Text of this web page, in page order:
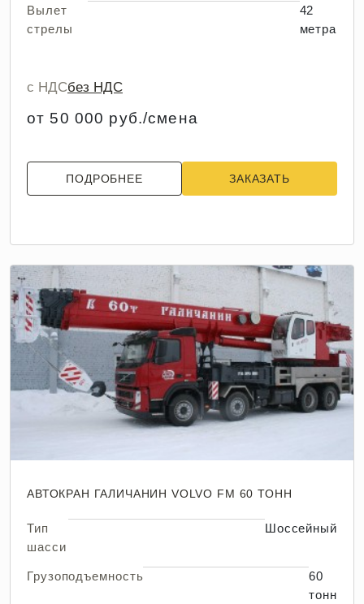
Вылет
стрелы
42
метра
с НДСбез НДС
от 50 000 руб./смена
ПОДРОБНЕЕ ЗАКАЗАТЬ
АВТОКРАН ГАЛИЧАНИН VOLVO FM 60 ТОНН
Тип
шасси
Шоссейный
Грузоподъемность
60
тонн